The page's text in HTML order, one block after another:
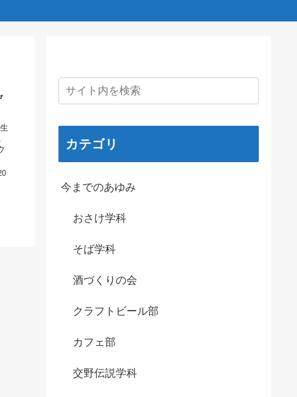
カテゴリ
今までのあゆみ
おさけ学科
そば学科
酒づくりの会
クラフトビール部
カフェ部
交野伝説学科